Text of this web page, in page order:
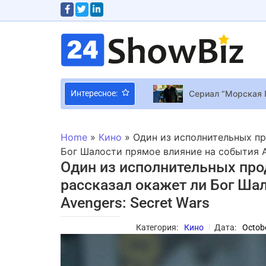
Интересное:
Сериал “Морская
Star Citizen Star
Альфа-
“Годзилла: Минус
Vampire Survivors
Фанаты гадают,
Премьеры недели:
“Пиар на горе
Home » Кино » Один из исполнительных
Бог Шалости прямое влияние на события
Один из исполнительных
рассказал окажет ли Бог
Avengers: Secret Wars
Категория: Кино Дата: